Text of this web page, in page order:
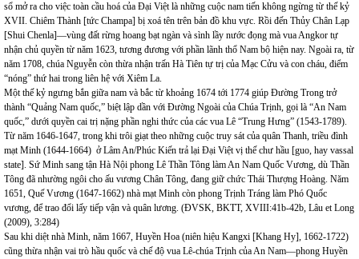
sổ mở ra cho việc toàn cầu hoá của Đại Việt là những cuộc nam tiến không ngừng từ thế kỷ
XVII. Chiêm Thành [tức Champa] bị xoá tên trên bản đồ khu vực. Rồi đến Thủy Chân Lạp
[Shui Chenla]—vùng đất rừng hoang bạt ngàn và sình lầy nước đọng mà vua Angkor tự
nhận chủ quyền từ năm 1623, tương đương với phần lãnh thổ Nam bộ hiện nay. Ngoài ra, từ
năm 1708, chúa Nguyễn còn thừa nhận trấn Hà Tiên tự trị của Mạc Cửu và con cháu, điểm
“nóng” thứ hai trong liên hệ với Xiêm La.
Một thế kỷ ngưng bắn giữa nam và bắc từ khoảng 1674 tới 1774 giúp Đường Trong trở
thành “Quảng Nam quốc,” biệt lập dần với Đường Ngoài của Chúa Trịnh, gọi là “An Nam
quốc,” dưới quyền cai trị nặng phần nghi thức của các vua Lê “Trung Hưng” (1543-1789).
Từ năm 1646-1647, trong khi trôi giạt theo những cuộc truy sát của quân Thanh, triều đình
mạt Minh (1644-1664) ở Lâm An/Phúc Kiến trả lại Đại Việt vị thế chư hầu [guo, hay vassal
state]. Sứ Minh sang tận Hà Nội phong Lê Thần Tông làm An Nam Quốc Vương, dù Thần
Tông đã nhường ngôi cho ấu vương Chân Tông, đang giữ chức Thái Thượng Hoàng. Năm
1651, Quế Vương (1647-1662) nhà mạt Minh còn phong Trịnh Tráng làm Phó Quốc
vương, để trao đổi lấy tiếp vận và quân lương. (ĐVSK, BKTT, XVIII:41b-42b, Lâu et Long
(2009), 3:284)
Sau khi diệt nhà Minh, năm 1667, Huyền Hoa (niên hiệu Kangxi [Khang Hy], 1662-1722)
cũng thừa nhận vai trò hầu quốc và chế độ vua Lê-chúa Trịnh của An Nam—phong Huyền